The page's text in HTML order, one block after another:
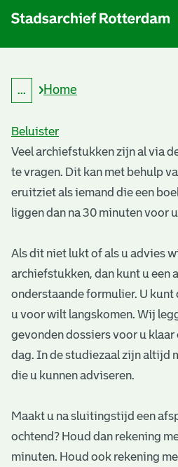
i
m
e
l
a
d
...
Kruimelpad
Home
Beluister
M
a
a
e
e
n
a
p
Veel archiefstukken zijn al via
te vragen. Dit kan met behulp
eruitziet als iemand die een
liggen dan na 30 minuten voor
Als dit niet lukt of als u advies
archiefstukken, dan kunt u een
onderstaande formulier. U kunt
u voor wilt langskomen. Wij
gevonden dossiers voor u
dag. In de studiezaal zijn altijd
die u kunnen adviseren.
Maakt u na sluitingstijd een
ochtend? Houd dan rekening
minuten. Houd ook rekening